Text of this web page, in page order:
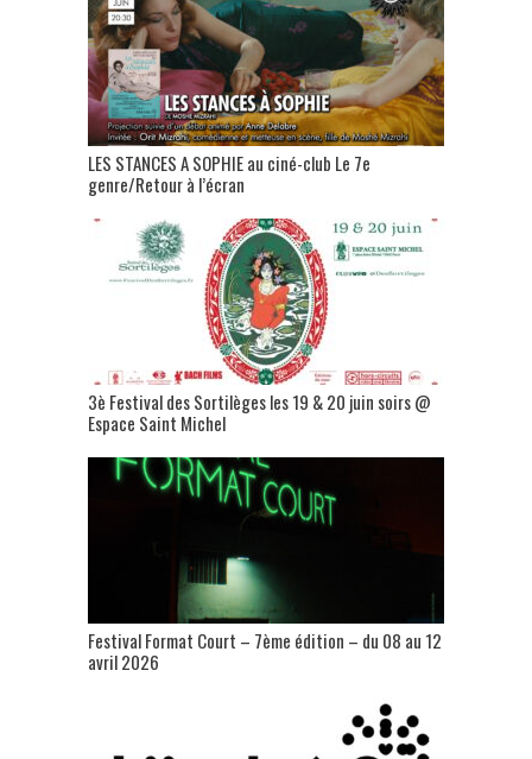
LES STANCES A SOPHIE au ciné-club Le 7e
genre/Retour à l’écran
3è Festival des Sortilèges les 19 & 20 juin soirs @
Espace Saint Michel
Festival Format Court – 7ème édition – du 08 au 12
avril 2026